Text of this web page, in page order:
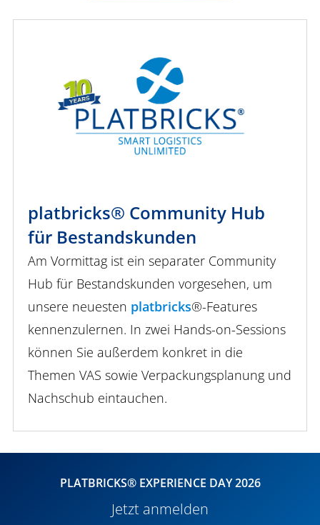
platbricks® Community Hub
für Bestandskunden
Am Vormittag ist ein separater Community
Hub für Bestandskunden vorgesehen, um
unsere neuesten platbricks®-Features
kennenzulernen. In zwei Hands-on-Sessions
können Sie außerdem konkret in die
Themen VAS sowie Verpackungsplanung und
Nachschub eintauchen.
PLATBRICKS® EXPERIENCE DAY 2026
Jetzt anmelden